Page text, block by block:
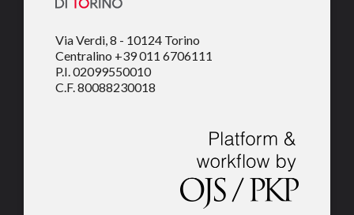
Via Verdi, 8 - 10124 Torino
Centralino +39 011 6706111
P.I. 02099550010
C.F. 80088230018